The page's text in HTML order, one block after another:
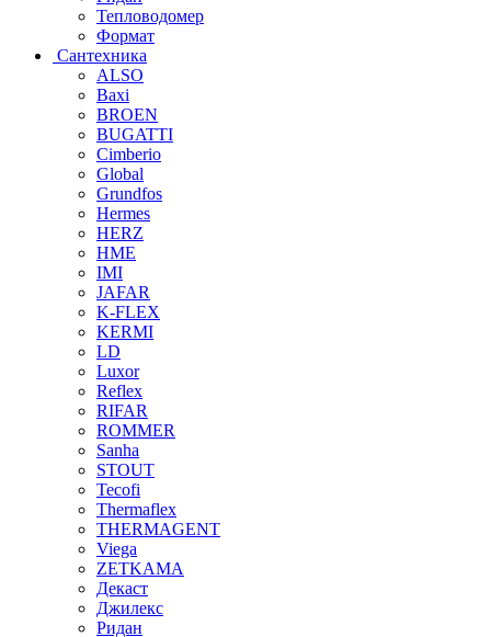
Тепловодомер
Формат
Сантехника
ALSO
Baxi
BROEN
BUGATTI
Cimberio
Global
Grundfos
Hermes
HERZ
HME
IMI
JAFAR
K-FLEX
KERMI
LD
Luxor
Reflex
RIFAR
ROMMER
Sanha
STOUT
Tecofi
Thermaflex
THERMAGENT
Viega
ZETKAMA
Декаст
Джилекс
Ридан